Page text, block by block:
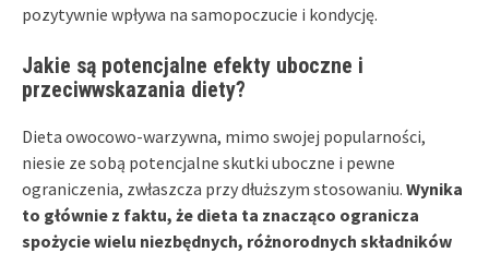
pozytywnie wpływa na samopoczucie i kondycję.
Jakie są potencjalne efekty uboczne i
przeciwwskazania diety?
Dieta owocowo-warzywna, mimo swojej popularności,
niesie ze sobą potencjalne skutki uboczne i pewne
ograniczenia, zwłaszcza przy dłuższym stosowaniu. Wynika
to głównie z faktu, że dieta ta znacząco ogranicza
spożycie wielu niezbędnych, różnorodnych składników